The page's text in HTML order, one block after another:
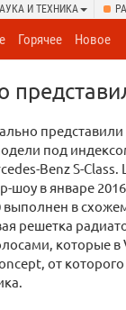
И ТЕХНИКА
Горячее Новое
под
Benz S-
в январе
выполнен в
решетка
которые в
от